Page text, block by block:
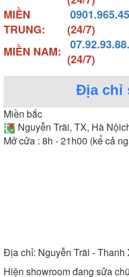
MIỀN
TRUNG:
(24/7)
MIỀN NAM: (24/7)
Địa chỉ
Miền bắc
Nguyễn Trãi, TX, Hà Nội
Mở cửa : 8h - 21h00 (kể cả
Địa chỉ: Nguyễn Trãi - Thanh
Hiện showroom đang sửa chữa, mọi giao dịch vui lòng